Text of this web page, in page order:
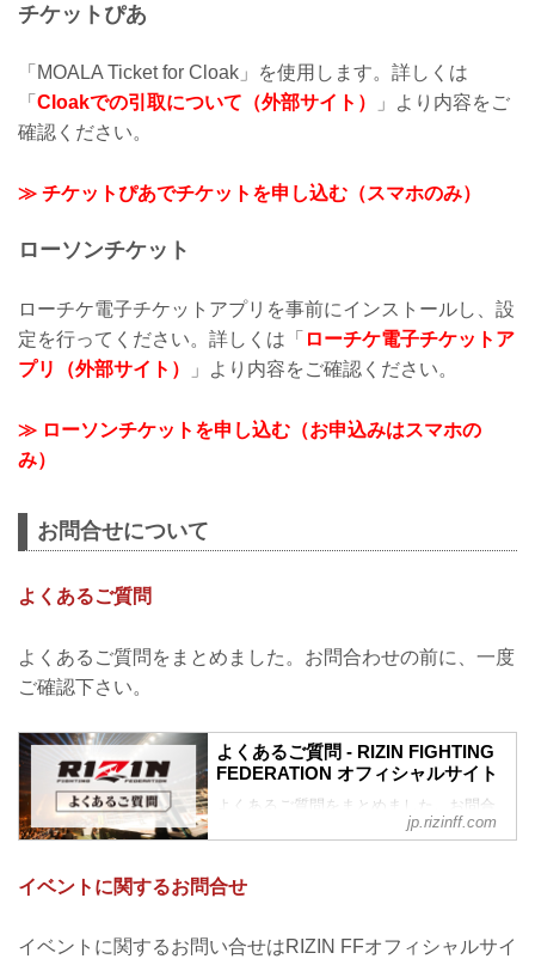
チケットぴあ
「MOALA Ticket for Cloak」を使用します。詳しくは
「 Cloakでの引取について（外部サイト）
」より内容をご
確認ください。
≫ チケットぴあでチケットを申し込む（スマホのみ）
ローソンチケット
ローチケ電子チケットアプリを事前にインストールし、設
定を行ってください。詳しくは「 ローチケ電子チケットア
プリ（外部サイト）
」より内容をご確認ください。
≫ ローソンチケットを申し込む（お申込みはスマホの
み）
お問合せについて
よくあるご質問
よくあるご質問をまとめました。お問合わせの前に、一度
ご確認下さい。
よくあるご質問 - RIZIN FIGHTING
FEDERATION オフィシャルサイト
よくあるご質問をまとめました。お問合
わせの前に、一度ご確認下さい。
Q.1 より良い席で観戦したいのですが、
どの先行でチケットを買うと一番良い席
A. より良い席のご案内は、以下の順番と
jp.rizinff.com
イベントに関するお問合せ
イベントに関するお問い合せはRIZIN FFオフィシャルサイ